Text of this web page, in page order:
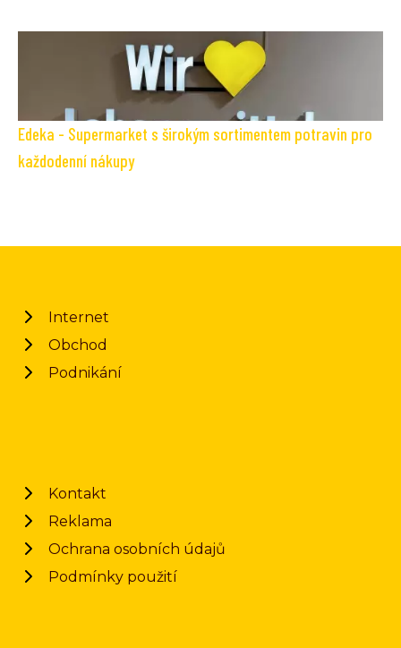
Edeka - Supermarket s širokým sortimentem potravin pro
každodenní nákupy
Internet
Obchod
Podnikání
Kontakt
Reklama
Ochrana osobních údajů
Podmínky použití